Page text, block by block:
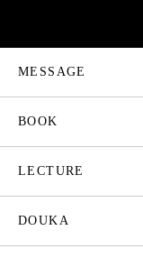
MESSAGE
BOOK
LECTURE
DOUKA